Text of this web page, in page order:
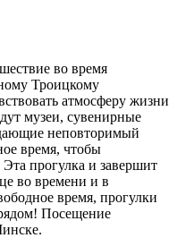
во время
Троицкому
атмосферу жизни
музеи, сувенирные
неповторимый
время, чтобы
прогулка и завершит
во времени и в
время, прогулки
Посещение